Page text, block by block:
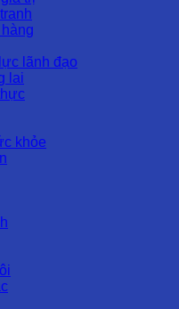
lãnh đạo
lai
khỏe